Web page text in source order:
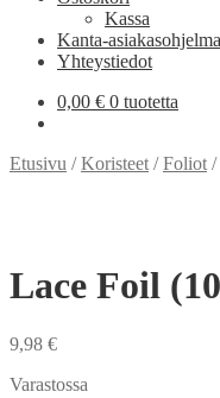
Kassa
Kanta-asiakasohjelma
Yhteystiedot
0,00 € 0 tuotetta
Etusivu /Koristeet /Foliot /
Lace Foil
9,98 €
Varastossa